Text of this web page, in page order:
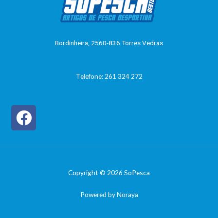
Bordinheira, 2560-836 Torres Vedras
Telefone: 261 324 272
Copyright © 2026 SoPesca
Powered by Noraya